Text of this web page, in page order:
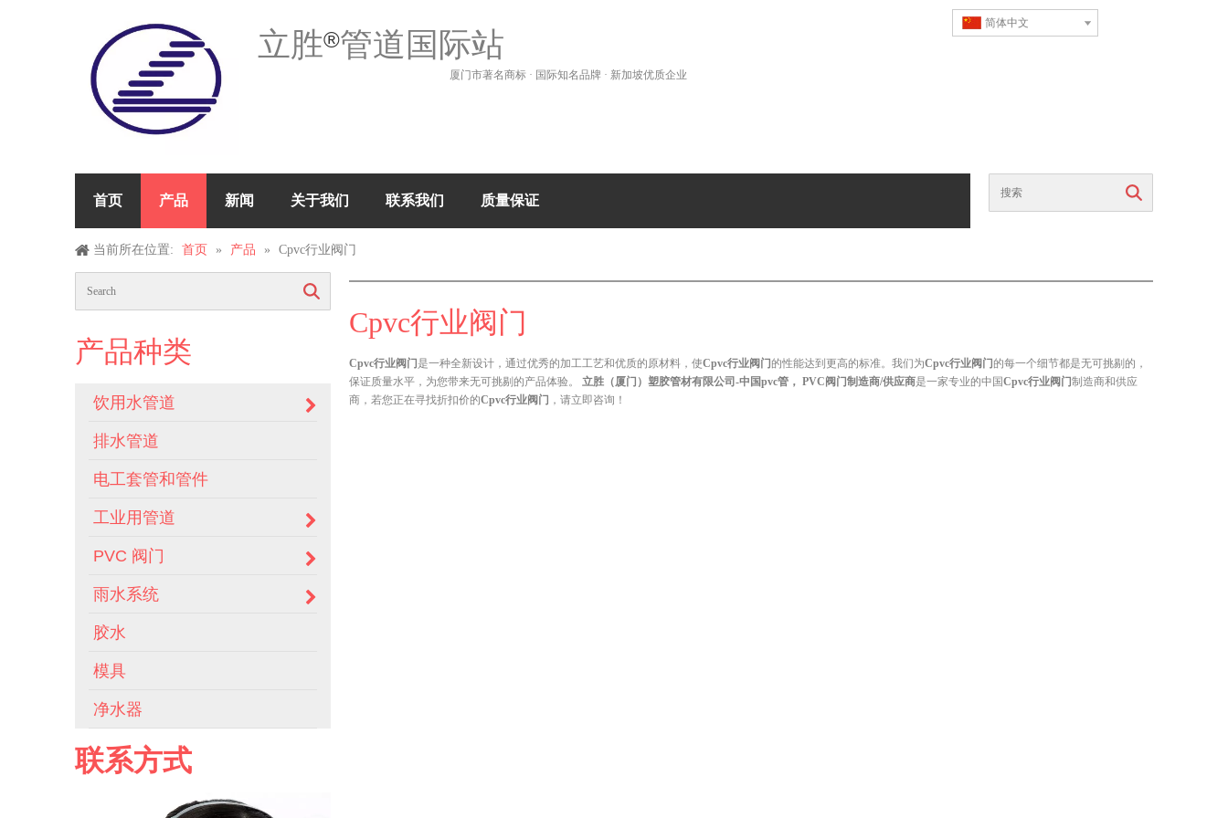
立胜®管道国际站
厦门市著名商标 · 国际知名品牌 · 新加坡优质企业
简体中文
首页 产品 新闻 关于我们 联系我们 质量保证
当前所在位置: 首页 » 产品 » Cpvc行业阀门
产品种类
饮用水管道
排水管道
电工套管和管件
工业用管道
PVC 阀门
雨水系统
胶水
模具
净水器
联系方式
Cpvc行业阀门
Cpvc行业阀门 是一种全新设计，通过优秀的加工工艺和优质的原材料，使Cpvc行业阀门 的性能达到更高的标准。我们为Cpvc行业阀门 的每一个细节都是无可挑剔的，
保证质量水平，为您带来无可挑剔的产品体验。 立胜（厦门）塑胶管材有限公司-中国pvc管， PVC阀门制造商/供应商是一家专业的中国Cpvc行业阀门制造商和供应
商，若您正在寻找折扣价的Cpvc行业阀门 ，请立即咨询！